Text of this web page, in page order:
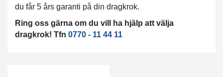
du får 5 års garanti på din dragkrok.
Ring oss gärna om du vill ha hjälp att välja
dragkrok! Tfn 0770 - 11 44 11